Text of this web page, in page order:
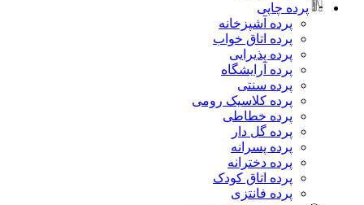
پرده چاپی
پرده آشپزخانه
پرده اتاق خواب
پرده پذیرایی
پرده آرایشگاه
پرده سنتی
پرده کلاسیک رومی
پرده خطاطی
پرده گل دار
پرده پسرانه
پرده دخترانه
پرده اتاق کودک
پرده فانتزی